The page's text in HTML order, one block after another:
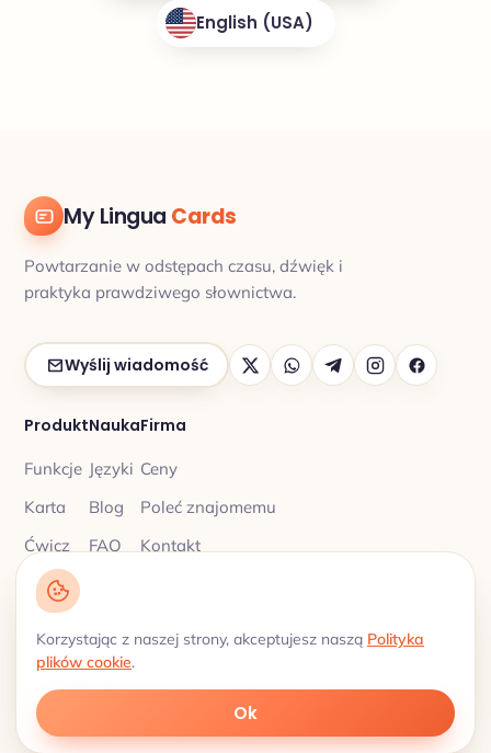
English (USA)
My Lingua Cards
Powtarzanie w odstępach czasu, dźwięk i
praktyka prawdziwego słownictwa.
Wyślij wiadomość
Produkt
Funkcje
Karta
Ćwicz
Nauka
Języki
Blog
FAQ
Firma
Ceny
Poleć znajomemu
Kontakt
© 2026 My Lingua Cards ·
Słownictwo z odstępami · Języki 18
Korzystając z naszej strony, akceptujesz naszą Polityka
plików cookie.
Ok